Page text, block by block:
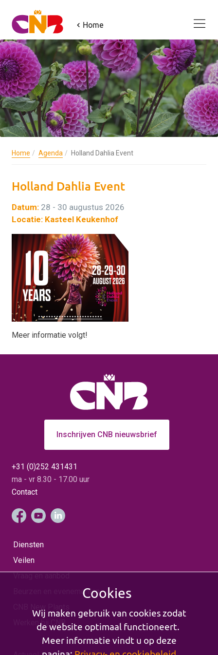
Home
Home Agenda Holland Dahlia Event
Holland Dahlia Event
Datum: 28 - 30 augustus 2026
Locatie: Kasteel Keukenhof
Meer informatie volgt!
Inschrijven CNB nieuwsbrief
+31 (0)252 431431
ma - vr 8.30 - 17.00 uur
Contact
Diensten
Veilen
Beurzen en evenementen
CNB New Plants
Werken bij CNB
Cookies
Wij maken gebruik van cookies zodat
de website optimaal functioneert.
Meer informatie vindt u op deze